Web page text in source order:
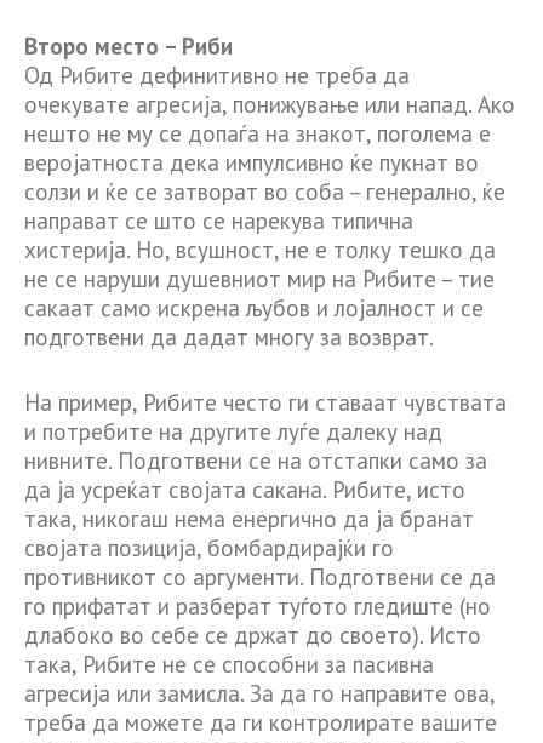
Второ место – Риби
Од Рибите дефинитивно не треба да
очекувате агресија, понижување или напад. Ако
нешто не му се допаѓа на знакот, поголема е
веројатноста дека импулсивно ќе пукнат во
солзи и ќе се затворат во соба – генерално, ќе
направат се што се нарекува типична
хистерија. Но, всушност, не е толку тешко да
не се наруши душевниот мир на Рибите – тие
сакаат само искрена љубов и лојалност и се
подготвени да дадат многу за возврат.
На пример, Рибите често ги ставаат чувствата
и потребите на другите луѓе далеку над
нивните. Подготвени се на отстапки само за
да ја усреќат својата сакана. Рибите, исто
така, никогаш нема енергично да ја бранат
својата позиција, бомбардирајќи го
противникот со аргументи. Подготвени се да
го прифатат и разберат туѓото гледиште (но
длабоко во себе се држат до своето). Исто
така, Рибите не се способни за пасивна
агресија или замисла. За да го направите ова,
треба да можете да ги контролирате вашите